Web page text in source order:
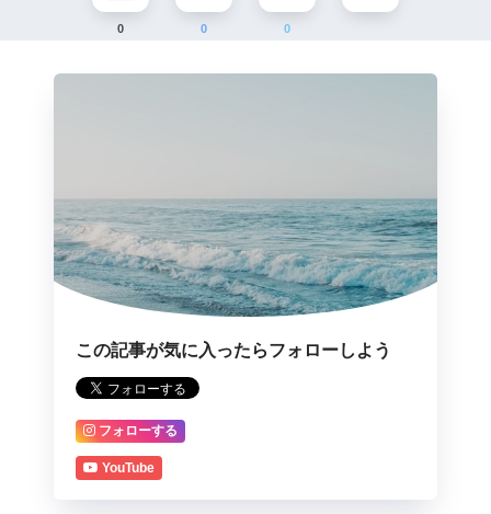
0 0 0
この記事が気に入ったらフォローしよう
フォローする
YouTube